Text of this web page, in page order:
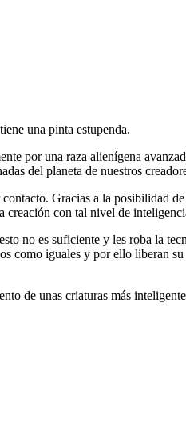
una pinta estupenda.
por una raza alienígena
del planeta de nuestros
Gracias a la posibilidad
creación con tal nivel de
esto no es suficiente y les roba la
como iguales y por ello liberan
de unas criaturas más